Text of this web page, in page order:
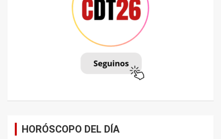
HORÓSCOPO DEL DÍA